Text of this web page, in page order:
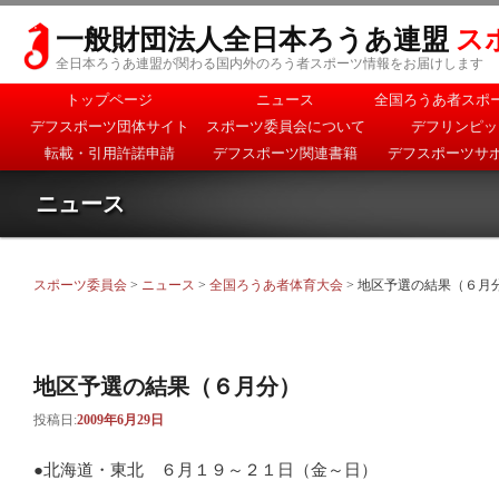
一般財団法人全日本ろうあ連盟 ス
全日本ろうあ連盟が関わる国内外のろう者スポーツ情報をお届けします
メインメニュー
メインコンテンツへ移
動
サブコンテンツへ移動
トップページ ニュース
全国ろうあ者スポ
デフスポーツ団体サイト
スポーツ委員会について
デフリンピ
転載・引用許諾申請
デフスポーツ関連書籍 デフスポーツサ
ニュース
スポーツ委員会 > ニュース > 全国ろうあ者体育大会 > 地区予選の結果（６月
地区予選の結果（６月分）
投稿日:2009年6月29日
●北海道・東北 ６月１９～２１日（金～日）